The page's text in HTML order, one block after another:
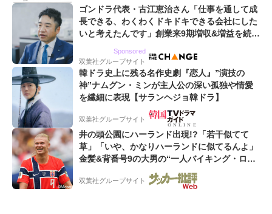
ゴンドラ代表・古江恵治さん「仕事を通して成
長できる、わくわくドキドキできる会社にした
いと考えたんです」創業来9期増収&増益を続け
Sponsored
双葉社グループサイト
韓ドラ史上に残る名作史劇『恋人』”演技の
神”ナムグン・ミンが主人公の深い孤独や情愛
を繊細に表現【サランヘジョ韓ドラ】
双葉社グループサイト
井の頭公園にハーランド出現!?「若干似てて
草」「いや、かなりハーランドに似てるんよ」
金髪&背番号9の大男の“一人バイキング・ロ
ー”映像が話題!「元気をもらった」
双葉社グループサイト